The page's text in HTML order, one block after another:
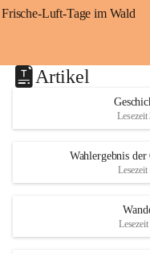
Frische-Luft-Tage im Wald
Artikel
Wahlergebnis